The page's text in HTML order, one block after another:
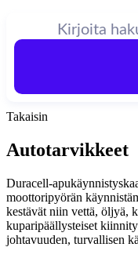
Takaisin
Autotarvikkeet
Duracell-
moottoripyörän
kestävät niin vettä, öljyä,
kuparipäällysteiset
johtavuuden, turvallisen